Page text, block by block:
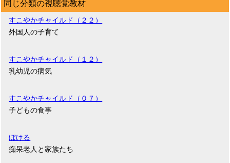
同じ分類の視聴覚教材
すこやかチャイルド（２２）
外国人の子育て
すこやかチャイルド（１２）
乳幼児の病気
すこやかチャイルド（０７）
子どもの食事
ぼける
痴呆老人と家族たち